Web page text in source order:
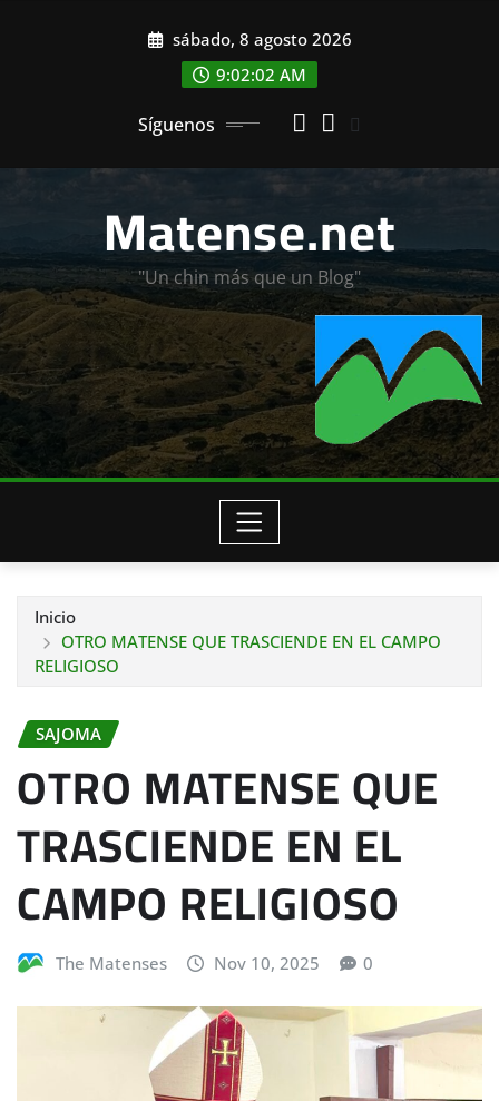
sábado, 8 agosto 2026
9:02:03 AM
Síguenos
Matense.net
"Un chin más que un Blog"
Inicio
OTRO MATENSE QUE TRASCIENDE EN EL CAMPO
RELIGIOSO
SAJOMA
OTRO MATENSE QUE
TRASCIENDE EN EL
CAMPO RELIGIOSO
The Matenses Nov 10, 2025 0